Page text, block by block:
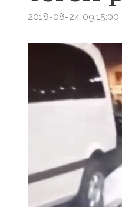
2018-08-24 09:15:00